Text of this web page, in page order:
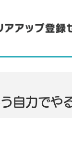
自力でや